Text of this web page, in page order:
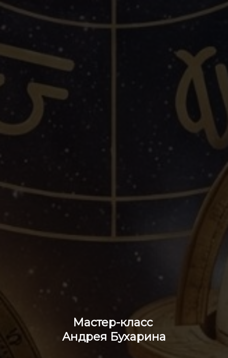
Мастер-класс
Андрея Бухарина